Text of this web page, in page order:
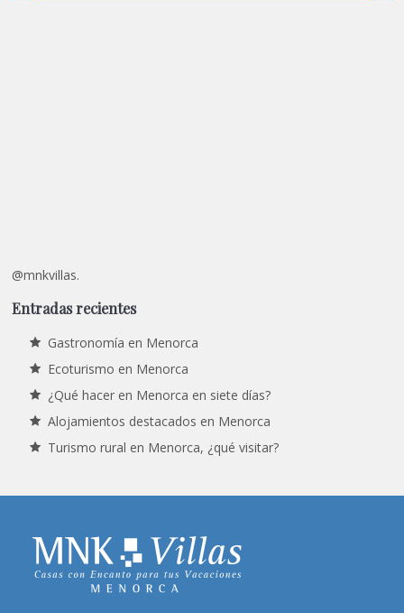
@mnkvillas.
Entradas recientes
Gastronomía en Menorca
Ecoturismo en Menorca
¿Qué hacer en Menorca en siete días?
Alojamientos destacados en Menorca
Turismo rural en Menorca, ¿qué visitar?